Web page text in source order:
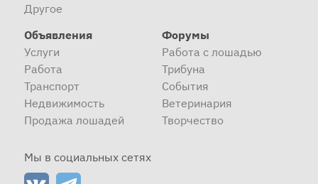
Другое
Объявления
Услуги
Работа
Транспорт
Недвижимость
Продажа лошадей
Форумы
Работа с лошадью
Трибуна
События
Ветеринария
Творчество
Мы в социальных сетях